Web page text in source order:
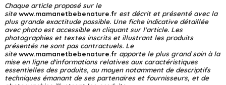
Chaque article proposé sur le
sitewww.mamanetbebenature.fr est décrit et présenté avec la
plus grande exactitude possible. Une fiche indicative détaillée
avec photo est accessible en cliquant sur l'article. Les
photographies et textes inscrits et illustrant les produits
présentés ne sont pas contractuels. Le
sitewww.mamanetbebenature.fr apporte le plus grand soin à la
mise en ligne d'informations relatives aux caractéristiques
essentielles des produits, au moyen notamment de descriptifs
techniques émanant de ses partenaires et fournisseurs, et de